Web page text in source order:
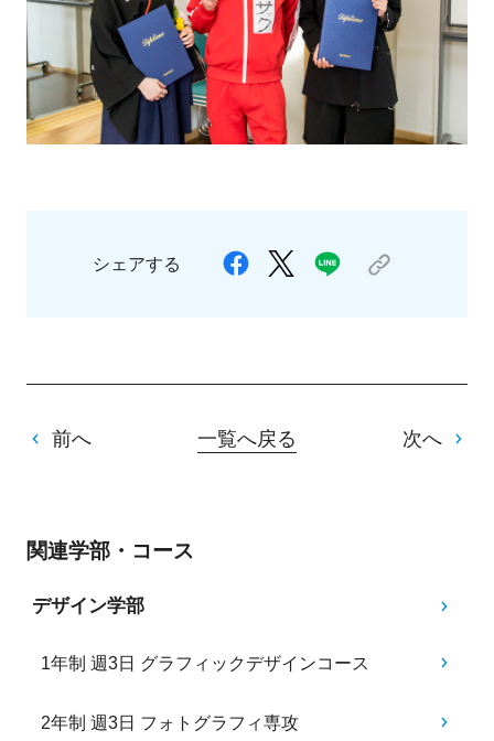
シェアする
前へ 一覧へ戻る 次へ
関連学部・コース
デザイン学部
1年制 週3日 グラフィックデザインコース
2年制 週3日 フォトグラフィ専攻